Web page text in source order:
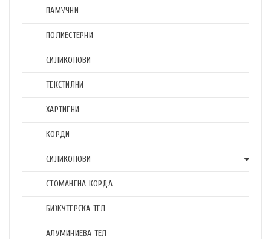
ПАМУЧНИ
ПОЛИЕСТЕРНИ
СИЛИКОНОВИ
ТЕКСТИЛНИ
ХАРТИЕНИ
КОРДИ
СИЛИКОНОВИ
СТОМАНЕНА КОРДА
БИЖУТЕРСКА ТЕЛ
АЛУМИНИЕВА ТЕЛ